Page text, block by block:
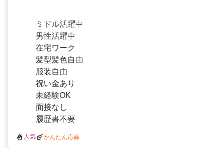
ミドル活躍中
男性活躍中
在宅ワーク
髪型髪色自由
服装自由
祝い金あり
未経験OK
面接なし
履歴書不要
人気 かんたん応募